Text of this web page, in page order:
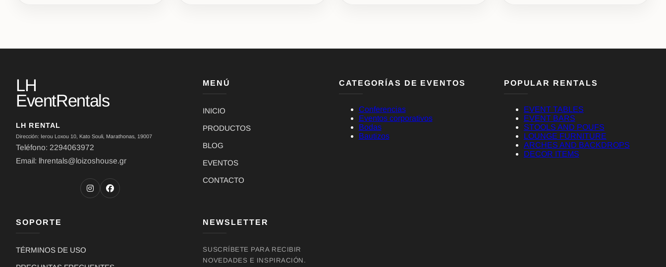
LH
EventRentals
LH RENTAL
Dirección: Ierou Loxou 10, Kato Souli, Marathonas, 19007
Teléfono: 2294063972
Email: lhrentals@loizoshouse.gr
MENÚ
INICIO
PRODUCTOS
BLOG
EVENTOS
CONTACTO
CATEGORÍAS DE EVENTOS
Conferencias
Eventos corporativos
Bodas
Bautizos
POPULAR RENTALS
EVENT TABLES
EVENT BARS
STOOLS AND POUFS
LOUNGE FURNITURE
ARCHES AND BACKDROPS
DECOR ITEMS
SOPORTE
TÉRMINOS DE USO
NEWSLETTER
SUSCRÍBETE PARA RECIBIR
NOVEDADES E INSPIRACIÓN.